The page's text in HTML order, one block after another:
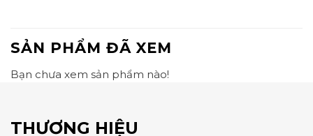
SẢN PHẨM ĐÃ XEM
Bạn chưa xem sản phẩm nào!
THƯƠNG HIỆU